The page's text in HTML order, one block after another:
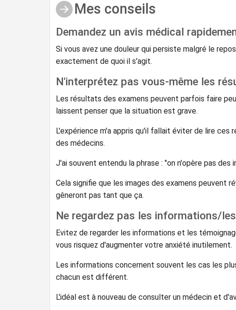
Mes conseils
Demandez un avis médical
Si vous avez une douleur qui persiste malgré le
exactement de quoi il s'agit.
N'interprétez pas vous-même les
Les résultats des examens peuvent parfois faire
laissent penser que la situation est grave.
L'expérience m'a appris qu'il fallait éviter de lire
des médecins.
J'ai souvent entendu la phrase : "on n'opère pas des
Cela signifie que les images des examens peuvent
gêneront pas tant que ça.
Ne regardez pas les informations/
Evitez de regarder les informations et les
vous risquez d'augmenter votre anxiété inutilement.
Les informations concernent souvent les cas les
chacun est différent.
L'idéal est à nouveau de consulter un médecin et